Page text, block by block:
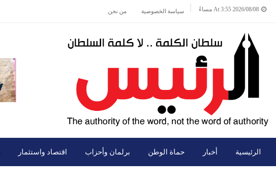
2026/08/08 At 3:55 مساءً سياسة الخصوصية من نحن
الرئيسية أخبار حماة الوطن برلمان وأحزاب اقتصاد واستثمار